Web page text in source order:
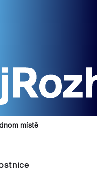
místě